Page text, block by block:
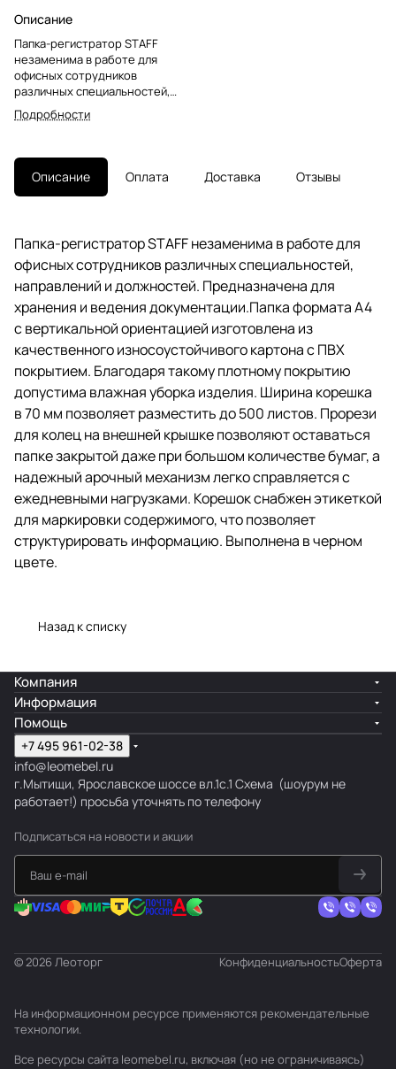
Описание
Папка-регистратор STAFF
незаменима в работе для
офисных сотрудников
различных специальностей,
направлений и должностей.
Предназначена для хранения и
формата А4 с вертикальной
ориентацией изготовлена из
качественного
такому плотному покрытию
допустима влажная уборка
изделия. Ширина корешка в 70
мм позволяет разместить до
500 листов. Прорези для колец
на внешней крышке позволяют
оставаться папке закрытой даже
при большом количестве бумаг,
а надежный арочный механизм
легко справляется с
ежедневными нагрузками.
Корешок снабжен этикеткой для
маркировки содержимого, что
позволяет структурировать
информацию. Выполнена в
черном цвете.
Подробности
Описание Оплата Доставка Отзывы
Папка-регистратор STAFF незаменима в работе для
офисных сотрудников различных специальностей,
направлений и должностей. Предназначена для
хранения и ведения документации.Папка формата А4
с вертикальной ориентацией изготовлена из
качественного износоустойчивого картона с ПВХ
покрытием. Благодаря такому плотному покрытию
допустима влажная уборка изделия. Ширина корешка
в 70 мм позволяет разместить до 500 листов. Прорези
для колец на внешней крышке позволяют оставаться
папке закрытой даже при большом количестве бумаг, а
надежный арочный механизм легко справляется с
ежедневными нагрузками. Корешок снабжен этикеткой
для маркировки содержимого, что позволяет
структурировать информацию. Выполнена в черном
цвете.
Назад к списку
Компания
Информация
Помощь
+7 495 961-02-38
info@leomebel.ru
г.Мытищи, Ярославское шоссе вл.1с.1 Схема (шоурум не
работает!) просьба уточнять по телефону
Подписаться на новости и акции
© 2026 Леоторг КонфиденциальностьОферта
На информационном ресурсе применяются рекомендательные
технологии.
Все ресурсы сайта leomebel.ru, включая (но не ограничиваясь)